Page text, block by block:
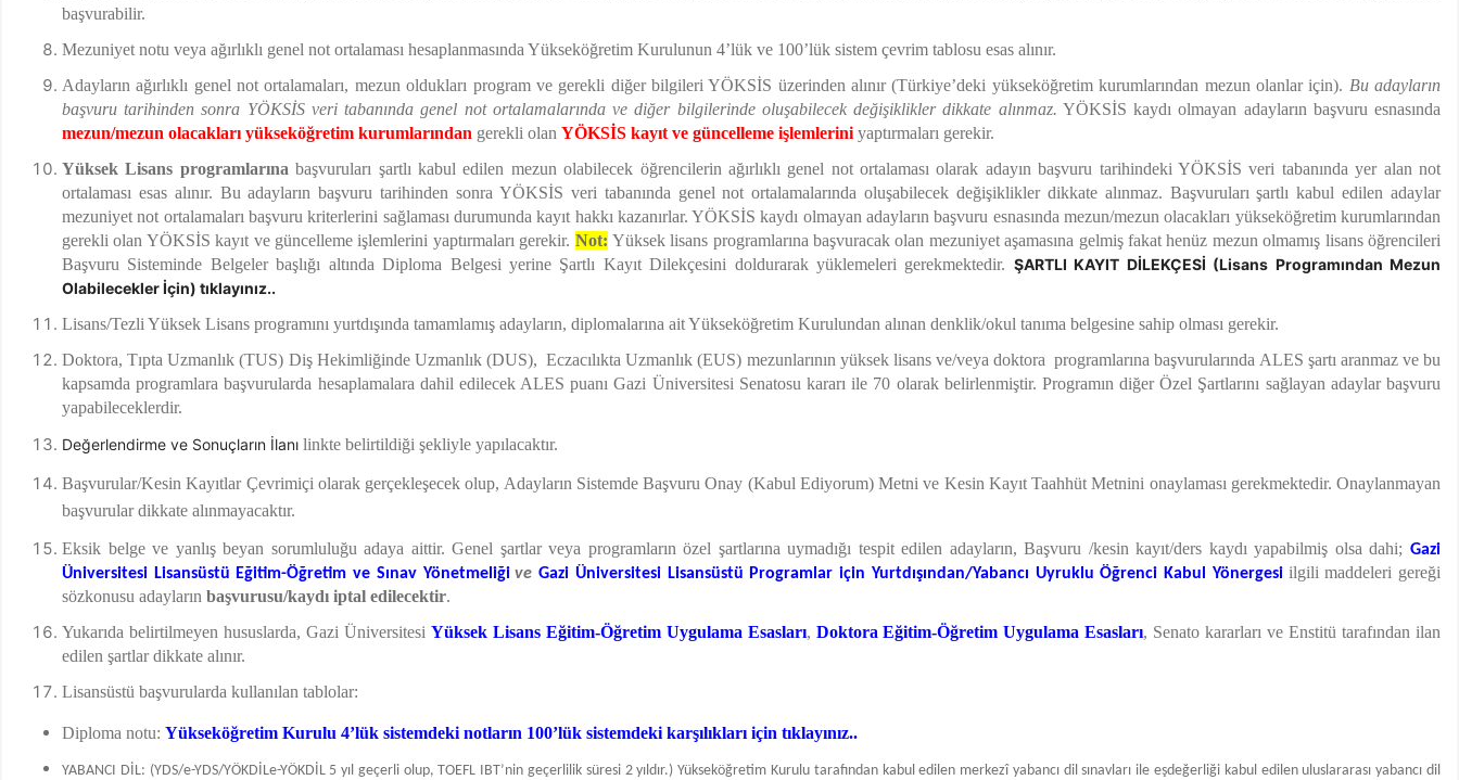
başvurabilir.
Mezuniyet notu veya ağırlıklı genel not ortalaması hesaplanmasında Yükseköğretim Kurulunun 4’lük ve 100’lük sistem çevrim tablosu esas alınır.
Adayların ağırlıklı genel not ortalamaları, mezun oldukları program ve gerekli diğer bilgileri YÖKSİS üzerinden alınır (Türkiye’deki yükseköğretim kurumlarından mezun olanlar için). Bu adayların
başvuru tarihinden sonra YÖKSİS veri tabanında genel not ortalamalarında ve diğer bilgilerinde oluşabilecek değişiklikler dikkate alınmaz. YÖKSİS kaydı olmayan adayların başvuru esnasında
mezun/mezun olacakları yükseköğretim kurumlarından gerekli olan YÖKSİS kayıt ve güncelleme işlemlerini yaptırmaları gerekir.
Yüksek Lisans programlarına başvuruları şartlı kabul edilen mezun olabilecek öğrencilerin ağırlıklı genel not ortalaması olarak adayın başvuru tarihindeki YÖKSİS veri tabanında yer alan not
ortalaması esas alınır. Bu adayların başvuru tarihinden sonra YÖKSİS veri tabanında genel not ortalamalarında oluşabilecek değişiklikler dikkate alınmaz. Başvuruları şartlı kabul edilen adaylar
mezuniyet not ortalamaları başvuru kriterlerini sağlaması durumunda kayıt hakkı kazanırlar. YÖKSİS kaydı olmayan adayların başvuru esnasında mezun/mezun olacakları yükseköğretim kurumlarından
gerekli olan YÖKSİS kayıt ve güncelleme işlemlerini yaptırmaları gerekir. Not: Yüksek lisans programlarına başvuracak olan mezuniyet aşamasına gelmiş fakat henüz mezun olmamış lisans öğrencileri
Başvuru Sisteminde Belgeler başlığı altında Diploma Belgesi yerine Şartlı Kayıt Dilekçesini doldurarak yüklemeleri gerekmektedir. ŞARTLI KAYIT DİLEKÇESİ (Lisans Programından Mezun
Olabilecekler İçin) tıklayınız..
Lisans/Tezli Yüksek Lisans programını yurtdışında tamamlamış adayların, diplomalarına ait Yükseköğretim Kurulundan alınan denklik/okul tanıma belgesine sahip olması gerekir.
Doktora, Tıpta Uzmanlık (TUS) Diş Hekimliğinde Uzmanlık (DUS), Eczacılıkta Uzmanlık (EUS) mezunlarının yüksek lisans ve/veya doktora programlarına başvurularında ALES şartı aranmaz ve bu
kapsamda programlara başvurularda hesaplamalara dahil edilecek ALES puanı Gazi Üniversitesi Senatosu kararı ile 70 olarak belirlenmiştir. Programın diğer Özel Şartlarını sağlayan adaylar başvuru
yapabileceklerdir.
Değerlendirme ve Sonuçların İlanı linkte belirtildiği şekliyle yapılacaktır.
Başvurular/Kesin Kayıtlar Çevrimiçi olarak gerçekleşecek olup, Adayların Sistemde Başvuru Onay (Kabul Ediyorum) Metni ve Kesin Kayıt Taahhüt Metnini onaylaması gerekmektedir. Onaylanmayan
başvurular dikkate alınmayacaktır.
Eksik belge ve yanlış beyan sorumluluğu adaya aittir. Genel şartlar veya programların özel şartlarına uymadığı tespit edilen adayların, Başvuru /kesin kayıt/ders kaydı yapabilmiş olsa dahi; Gazi
Üniversitesi Lisansüstü Eğitim-Öğretim ve Sınav Yönetmeliği veGazi Üniversitesi Lisansüstü Programlar için Yurtdışından/Yabancı Uyruklu Öğrenci Kabul Yönergesi ilgili maddeleri gereği
sözkonusu adayların başvurusu/kaydı iptal edilecektir.
Yukarıda belirtilmeyen hususlarda, Gazi Üniversitesi Yüksek Lisans Eğitim-Öğretim Uygulama Esasları, Doktora Eğitim-Öğretim Uygulama Esasları, Senato kararları ve Enstitü tarafından ilan
edilen şartlar dikkate alınır.
Lisansüstü başvurularda kullanılan tablolar:
Diploma notu: Yükseköğretim Kurulu 4’lük sistemdeki notların 100’lük sistemdeki karşılıkları için tıklayınız..
YABANCI DİL: (YDS/e-YDS/YÖKDİLe-YÖKDİL 5 yıl geçerli olup, TOEFL IBT’nin geçerlilik süresi 2 yıldır.) Yükseköğretim Kurulu tarafından kabul edilen merkezî yabancı dil sınavları ile eşdeğerliği kabul edilen uluslararası yabancı dil